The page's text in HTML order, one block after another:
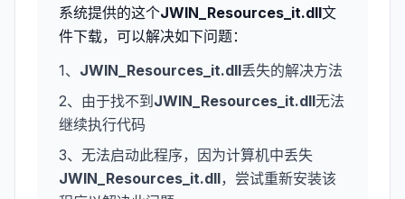
系统提供的这个JWIN_Resources_it.dll文
件下载，可以解决如下问题：
1、 JWIN_Resources_it.dll丢失的解决方法
2、由于找不到 JWIN_Resources_it.dll无法
继续执行代码
3、无法启动此程序，因为计算机中丢失
JWIN_Resources_it.dll，尝试重新安装该